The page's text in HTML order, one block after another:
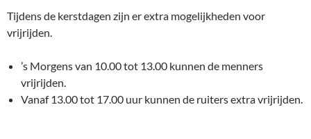
Tijdens de kerstdagen zijn er extra mogelijkheden voor
vrijrijden.
’s Morgens van 10.00 tot 13.00 kunnen de menners
vrijrijden.
Vanaf 13.00 tot 17.00 uur kunnen de ruiters extra vrijrijden.